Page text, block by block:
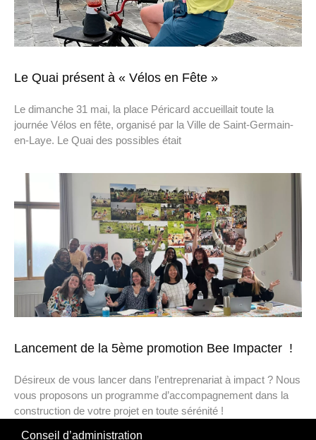
Le Quai présent à « Vélos en Fête »
Le dimanche 31 mai, la place Péricard accueillait toute la
journée Vélos en fête, organisé par la Ville de Saint-Germain-
en-Laye. Le Quai des possibles était
Lancement de la 5ème promotion Bee Impacter !
Désireux de vous lancer dans l’entreprenariat à impact ? Nous
vous proposons un programme d’accompagnement dans la
construction de votre projet en toute sérénité !
Conseil d’administration